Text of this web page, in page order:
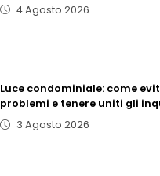
4 Agosto 2026
Luce condominiale: come
problemi e tenere uniti gli
3 Agosto 2026